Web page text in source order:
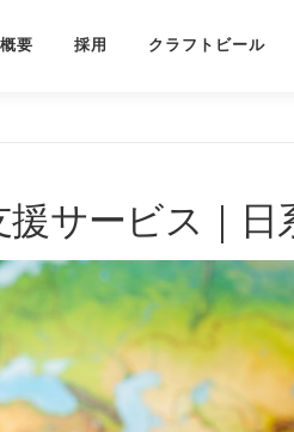
要 採用 クラフトビール
サービス｜